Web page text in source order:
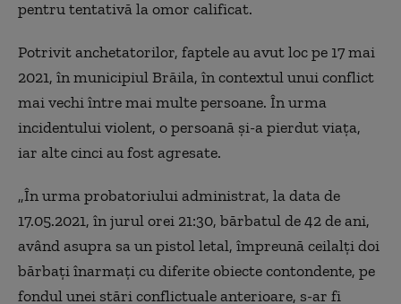
pentru tentativă la omor calificat.
Potrivit anchetatorilor, faptele au avut loc pe 17 mai
2021, în municipiul Brăila, în contextul unui conflict
mai vechi între mai multe persoane. În urma
incidentului violent, o persoană şi-a pierdut viaţa,
iar alte cinci au fost agresate.
„În urma probatoriului administrat, la data de
17.05.2021, în jurul orei 21:30, bărbatul de 42 de ani,
având asupra sa un pistol letal, împreună ceilalţi doi
bărbaţi înarmaţi cu diferite obiecte contondente, pe
fondul unei stări conflictuale anterioare, s-ar fi